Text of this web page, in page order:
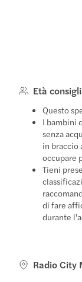
Età
Questo
I bambini
senza
in braccio
occupare
Tieni
di fare
durante
Radio City